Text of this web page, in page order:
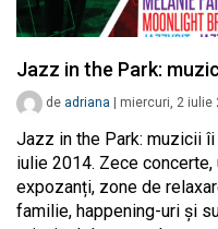
Jazz in the Park:
de adriana miercuri, 2 iulie
Jazz in the Park: muzicii
iulie 2014. Zece
expozanți, zone de
familie, happening-uri și